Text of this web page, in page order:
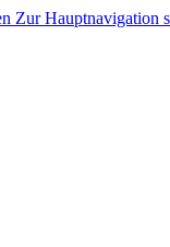
Zur Hauptnavigation